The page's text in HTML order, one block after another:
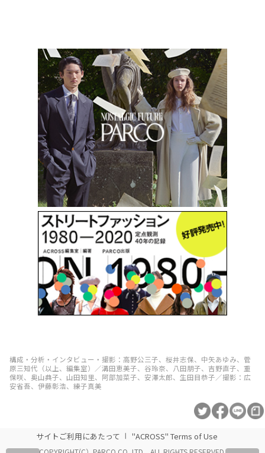
構成・分析・インタビュー・撮影：高野公三子、桜井志保、中矢あゆみ、菅
原三知代（以上、編集室）／溝田恵美子、谷玲奈、八田朋子、吉野直子、重
保咲、奥山典子、山田知里、阿部加菜子、安澤太郎、生田目恭子／撮影：広
安省吾、伊藤彰浩、練子真美
サイトご利用にあたって "ACROSS" Terms of Use